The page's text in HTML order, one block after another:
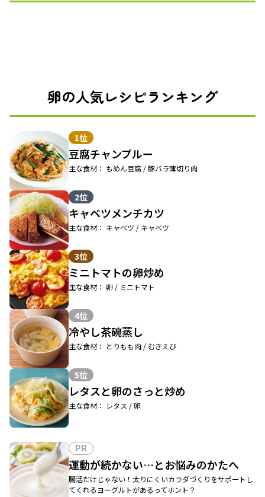
卵の人気レシピランキング
1位
豆腐チャンプルー
主な食材： もめん豆腐 / 豚バラ薄切り肉
2位
キャベツメンチカツ
主な食材： キャベツ / キャベツ
3位
ミニトマトの卵炒め
主な食材： 卵 / ミニトマト
4位
冷やし茶碗蒸し
主な食材： とりもも肉 / むきえび
5位
レタスと卵のさっと炒め
主な食材： レタス / 卵
PR
運動が続かない…とお悩みのかたへ
腸活だけじゃない！太りにくいカラダづくりをサポートし
てくれるヨーグルトがあるってホント？